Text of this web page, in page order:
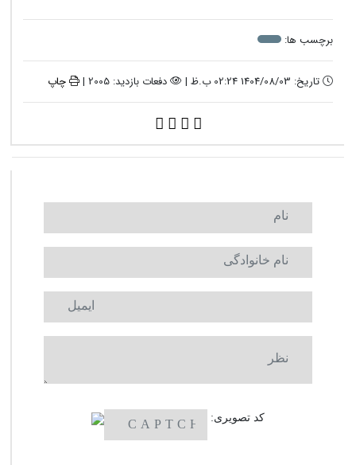
برچسب ها:
تاریخ: 1404/08/03 02:24 ب.ظ | دفعات بازدید: 2005 | چاپ
کد تصویری: